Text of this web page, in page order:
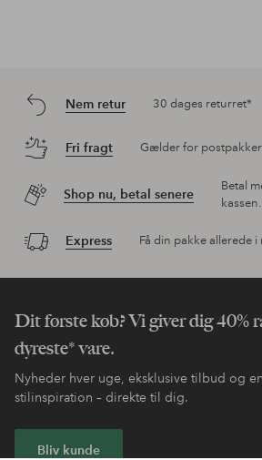
Nem retur 30 dages returret*
Fri fragt Gælder for
Shop nu, betal senere
Betal
kassen.
Express Få din pakke allerede
Dit første køb? Vi giver dig 40%
dyreste* vare.
Nyheder hver uge, eksklusive tilbud og
stilinspiration – direkte til dig.
Bliv kunde